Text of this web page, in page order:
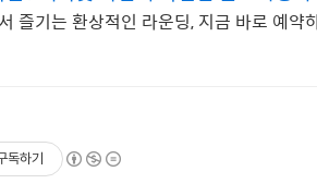
즐기는 환상적인 라운딩, 지금 바로 예약
독하기